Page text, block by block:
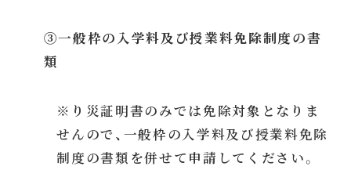
③一般枠の入学料及び授業料免除制度の書
類
※り災証明書のみでは免除対象となりま
せんので、一般枠の入学料及び授業料免除
制度の書類を併せて申請してください。